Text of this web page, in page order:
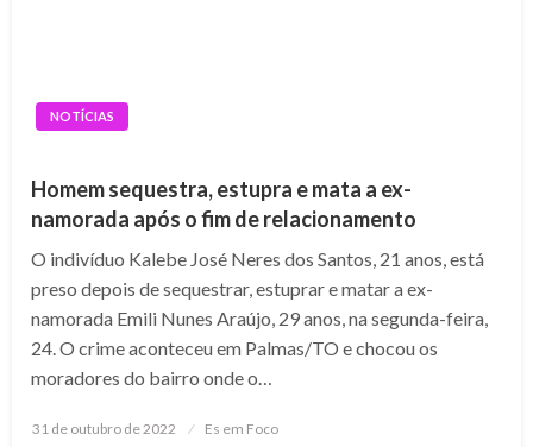
NOTÍCIAS
Homem sequestra, estupra e mata a ex-
namorada após o fim de relacionamento
O indivíduo Kalebe José Neres dos Santos, 21 anos, está
preso depois de sequestrar, estuprar e matar a ex-
namorada Emili Nunes Araújo, 29 anos, na segunda-feira,
24. O crime aconteceu em Palmas/TO e chocou os
moradores do bairro onde o…
Posted
31 de outubro de 2022 Es em Foco